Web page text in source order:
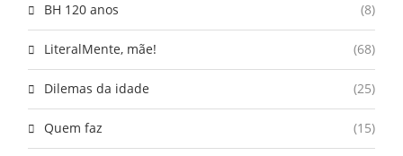
BH 120 anos (8)
LiteralMente, mãe! (68)
Dilemas da idade (25)
Quem faz (15)